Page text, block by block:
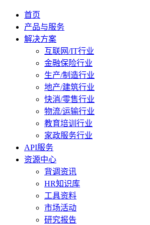
首页
产品与服务
解决方案
互联网/IT行业
金融保险行业
生产/制造行业
地产/建筑行业
快消/零售行业
物流/运输行业
教育培训行业
家政服务行业
API服务
资源中心
背调资讯
HR知识库
工具资料
市场活动
研究报告